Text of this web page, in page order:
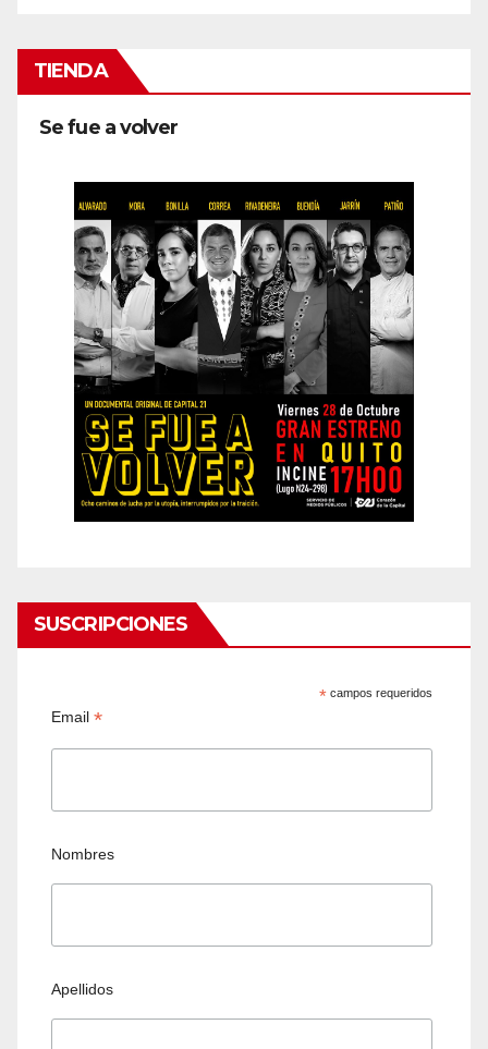
TIENDA
Se fue a volver
SUSCRIPCIONES
* campos requeridos
Email*
Nombres
Apellidos